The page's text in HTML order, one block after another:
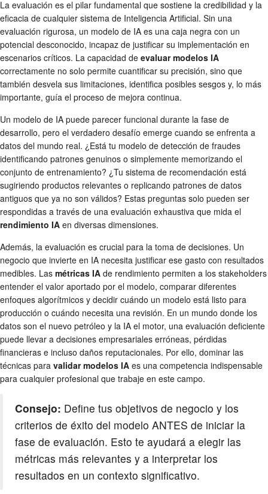
La evaluación es el pilar fundamental que sostiene la credibilidad y la
eficacia de cualquier sistema de Inteligencia Artificial. Sin una
evaluación rigurosa, un modelo de IA es una caja negra con un
potencial desconocido, incapaz de justificar su implementación en
escenarios críticos. La capacidad de evaluar modelos IA
correctamente no solo permite cuantificar su precisión, sino que
también desvela sus limitaciones, identifica posibles sesgos y, lo más
importante, guía el proceso de mejora continua.
Un modelo de IA puede parecer funcional durante la fase de
desarrollo, pero el verdadero desafío emerge cuando se enfrenta a
datos del mundo real. ¿Está tu modelo de detección de fraudes
identificando patrones genuinos o simplemente memorizando el
conjunto de entrenamiento? ¿Tu sistema de recomendación está
sugiriendo productos relevantes o replicando patrones de datos
antiguos que ya no son válidos? Estas preguntas solo pueden ser
respondidas a través de una evaluación exhaustiva que mida el
rendimiento IA en diversas dimensiones.
Además, la evaluación es crucial para la toma de decisiones. Un
negocio que invierte en IA necesita justificar ese gasto con resultados
medibles. Las métricas IA de rendimiento permiten a los stakeholders
entender el valor aportado por el modelo, comparar diferentes
enfoques algorítmicos y decidir cuándo un modelo está listo para
producción o cuándo necesita una revisión. En un mundo donde los
datos son el nuevo petróleo y la IA el motor, una evaluación deficiente
puede llevar a decisiones empresariales erróneas, pérdidas
financieras e incluso daños reputacionales. Por ello, dominar las
técnicas para validar modelos IA es una competencia indispensable
para cualquier profesional que trabaje en este campo.
Consejo: Define tus objetivos de negocio y los
criterios de éxito del modelo ANTES de iniciar la
fase de evaluación. Esto te ayudará a elegir las
métricas más relevantes y a interpretar los
resultados en un contexto significativo.